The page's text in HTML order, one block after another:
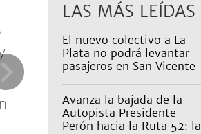
LAS MÁS LEÍDAS
El nuevo colectivo a La
Plata no podrá levantar
pasajeros en San Vicente
Avanza la bajada de la
Autopista Presidente
Perón hacia la Ruta 52: la